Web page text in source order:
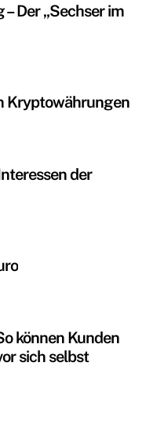
Der „Sechser im
Kryptowährungen
der
können Kunden
sich selbst